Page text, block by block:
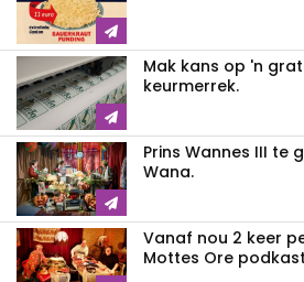
Mak kans op 'n
keurmerrek.
Prins Wannes III te
Wana.
Vanaf nou 2 keer
Mottes Ore podkast